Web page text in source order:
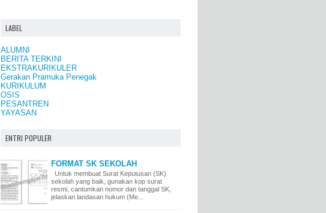
LABEL
ALUMNI
BERITA TERKINI
EKSTRAKURIKULER
Gerakan Pramuka Penegak
KURIKULUM
OSIS
PESANTREN
YAYASAN
ENTRI POPULER
FORMAT SK SEKOLAH
Untuk membuat Surat Keputusan (SK)
sekolah yang baik, gunakan kop surat
resmi, cantumkan nomor dan tanggal SK,
jelaskan landasan hukum (Me...